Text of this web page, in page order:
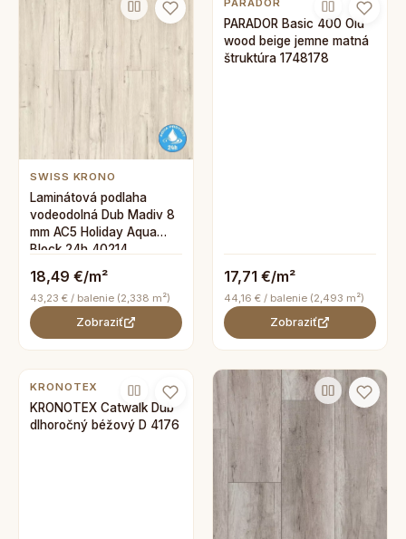
SWISS KRONO
Laminátová podlaha
vodeodolná Dub Madiv 8
mm AC5 Holiday Aqua
Block 24h 40214
18,49 €/m²
43,23 € / balenie (2,338 m²)
Zobraziť
PARADOR
PARADOR Basic 400 Old
wood beige jemne matná
štruktúra 1748178
17,71 €/m²
44,16 € / balenie (2,493 m²)
Zobraziť
KRONOTEX
KRONOTEX Catwalk Dub
dlhoročný béžový D 4176